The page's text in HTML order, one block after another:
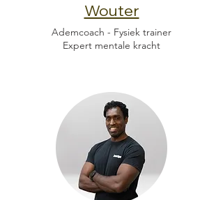
Wouter
Ademcoach - Fysiek trainer
Expert mentale kracht